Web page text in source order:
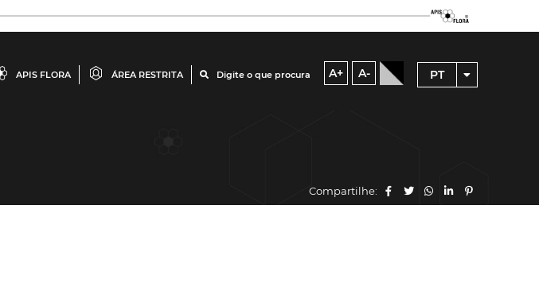
APIS FLORA ÁREA RESTRITA Digite o que procura A+ A- PT
Compartilhe: